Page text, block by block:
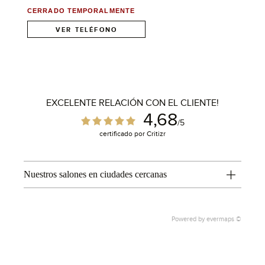
CERRADO TEMPORALMENTE
VER TELÉFONO
EXCELENTE RELACIÓN CON EL CLIENTE!
4,68/5
certificado por Critizr
Nuestros salones en ciudades cercanas
Powered by evermaps ©